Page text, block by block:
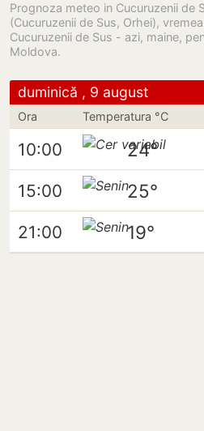
Prognoza meteo in Cucuruzenii de
(Cucuruzenii de Sus, Orhei),
Cucuruzenii de Sus - azi, maine,
Moldova.
duminică , 9 august
Ora Temperatura °C
10:00 24°
15:00 25°
21:00 19°